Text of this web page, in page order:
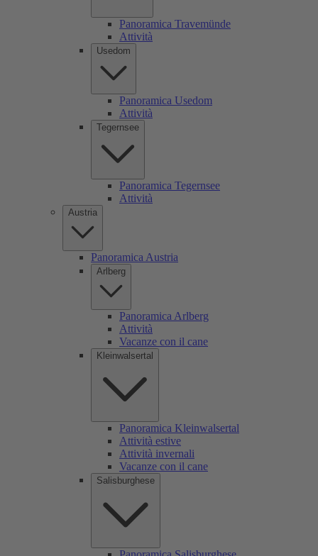
Panoramica Travemünde
Attività
Usedom
Panoramica Usedom
Attività
Tegernsee
Panoramica Tegernsee
Attività
Austria
Panoramica Austria
Arlberg
Panoramica Arlberg
Attività
Vacanze con il cane
Kleinwalsertal
Panoramica Kleinwalsertal
Attività estive
Attività invernali
Vacanze con il cane
Salisburghese